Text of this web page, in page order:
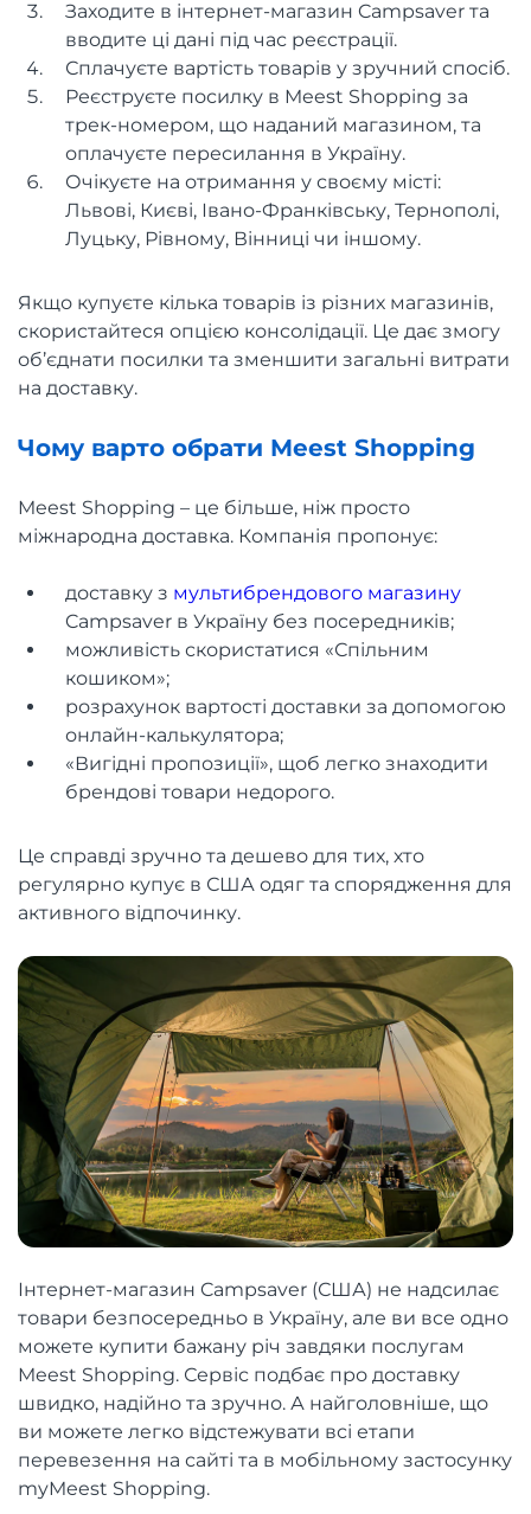
Заходите в інтернет-магазин Campsaver та
вводите ці дані під час реєстрації.
Сплачуєте вартість товарів у зручний спосіб.
Реєструєте посилку в Meest Shopping за
трек-номером, що наданий магазином, та
оплачуєте пересилання в Україну.
Очікуєте на отримання у своєму місті:
Львові, Києві, Івано-Франківську, Тернополі,
Луцьку, Рівному, Вінниці чи іншому.
Якщо купуєте кілька товарів із різних магазинів,
скористайтеся опцією консолідації. Це дає змогу
об’єднати посилки та зменшити загальні витрати
на доставку.
Чому варто обрати Meest Shopping
Meest Shopping – це більше, ніж просто
міжнародна доставка. Компанія пропонує:
доставку з мультибрендового магазину
Campsaver в Україну без посередників;
можливість скористатися «Спільним
кошиком»;
розрахунок вартості доставки за допомогою
онлайн-калькулятора;
«Вигідні пропозиції», щоб легко знаходити
брендові товари недорого.
Це справді зручно та дешево для тих, хто
регулярно купує в США одяг та спорядження для
активного відпочинку.
Інтернет-магазин Campsaver (США) не надсилає
товари безпосередньо в Україну, але ви все одно
можете купити бажану річ завдяки послугам
Meest Shopping. Сервіс подбає про доставку
швидко, надійно та зручно. А найголовніше, що
ви можете легко відстежувати всі етапи
перевезення на сайті та в мобільному застосунку
myMeest Shopping.